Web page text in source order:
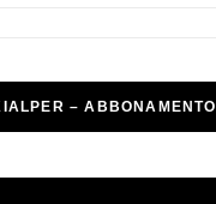
– ABBONAMENTO